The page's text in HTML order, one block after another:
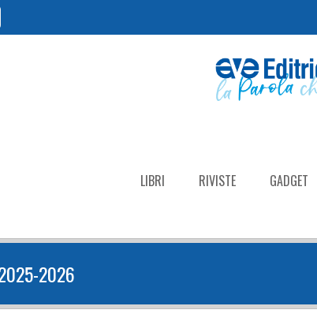
LIBRI RIVISTE GADGET
2026